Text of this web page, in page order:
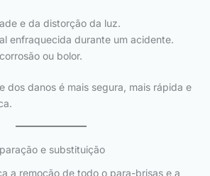
e da distorção da luz.
enfraquecida durante um acidente.
ou bolor.
dos danos é mais segura, mais rápida e
e substituição
a remoção de todo o para-brisas e a